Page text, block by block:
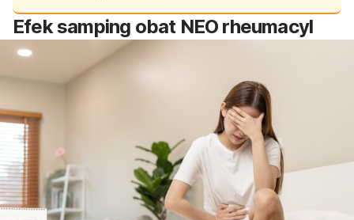
Efek samping obat NEO rheumacyl